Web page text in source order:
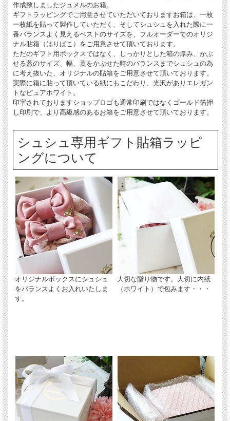
作成致しましたジュメルのお箱。
ギフトラッピングでご用意させていただいておりますお箱は、一枚
一枚紙を貼って製作していただく、そしてシュシュを入れた際に一
番バランスよく見えるベストのサイズを、フルオーダーでのオリジ
ナル貼箱（はりばこ）をご用意させて頂いております。
ただのギフト用ボックスではなく、しっかりとした箱の厚み、かぶ
せる蓋のサイズ、幅、蓋をかぶせた時のバランスまでシュシュの為
に考え抜いた、オリジナルの貼箱をご用意させて頂いております。
実際に箱に貼って頂いている紙にもこだわり、光沢がありエレガン
トなピュアホワイト。
印字されておりますショップロゴも通常印刷ではなくゴールド箔押
し印刷で、より高級感のあるお箱をご用意させて頂いております。
シュシュ専用ギフト貼箱ラッピ
ングについて
オリジナルボックスにシュシュ
をバランスよくお入れいたしま
す。
大切な贈り物です。大切に内紙
（ホワイト）で包みます・・・